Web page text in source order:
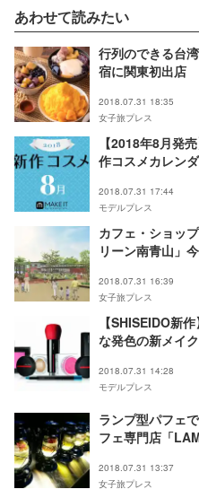
あわせて読みたい
行列のできる台
宿に関東初出店
2018.07.31 18:35
女子旅プレス
【2018年8月発
作コスメカレン
2018.07.31 17:44
モデルプレス
カフェ・ショッ
リーン南青山」
2018.07.31 16:39
女子旅プレス
【SHISEIDO新
な発色の新メイ
2018.07.31 14:28
モデルプレス
ランプ型パフェ
フェ専門店「
2018.07.31 13:37
女子旅プレス